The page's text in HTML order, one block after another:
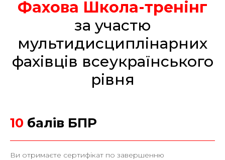
Фахова Школа-тренінг
за участю
мультидисциплінарних
фахівців всеукраїнського
рівня
1 0 балів БПР
Ви отримаєте сертифікат по завершенню